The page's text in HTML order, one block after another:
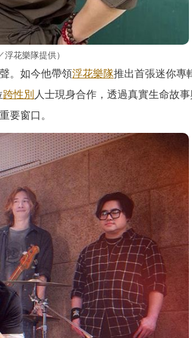
花樂隊提供）
。如今他帶領浮花樂隊推出首張迷你專
跨性別 人士現身合作，透過真實生命故
要窗口。